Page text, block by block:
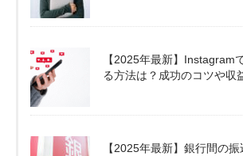
【2025年最新】Instagram
る方法は？成功のコツや収
【2025年最新】銀行間の